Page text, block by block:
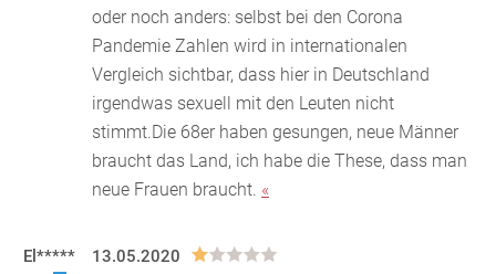
oder noch anders: selbst bei den Corona
Pandemie Zahlen wird in internationalen
Vergleich sichtbar, dass hier in Deutschland
irgendwas sexuell mit den Leuten nicht
stimmt.Die 68er haben gesungen, neue Männer
braucht das Land, ich habe die These, dass man
neue Frauen braucht. «
El***** 13.05.2020